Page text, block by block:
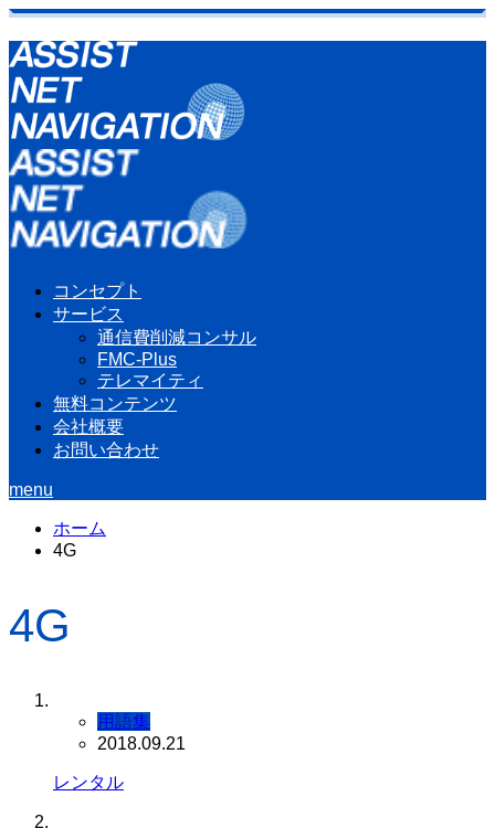
コンセプト
サービス
通信費削減コンサル
FMC-Plus
テレマイティ
無料コンテンツ
会社概要
お問い合わせ
menu
ホーム
4G
4G
用語集
2018.09.21
レンタル